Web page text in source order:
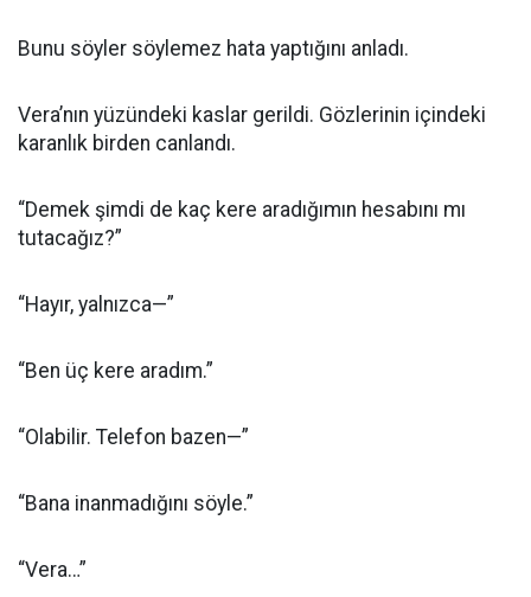
Bunu söyler söylemez hata yaptığını anladı.
Vera’nın yüzündeki kaslar gerildi. Gözlerinin içindeki
karanlık birden canlandı.
“Demek şimdi de kaç kere aradığımın hesabını mı
tutacağız?”
“Hayır, yalnızca—”
“Ben üç kere aradım.”
“Olabilir. Telefon bazen—”
“Bana inanmadığını söyle.”
“Vera…”